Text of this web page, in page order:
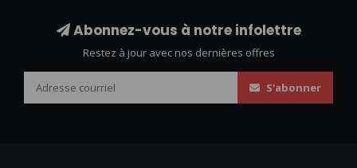
Abonnez-vous à notre infolettre
Restez à jour avec nos dernières offres
S'abonner